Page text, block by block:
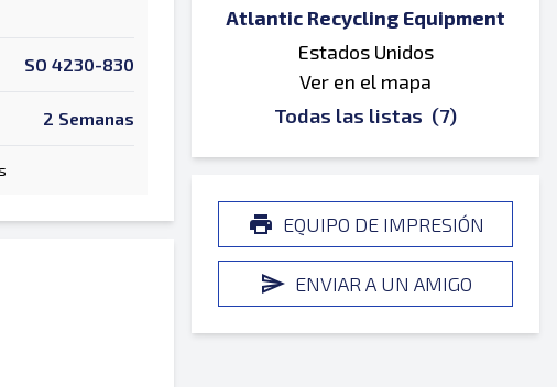
SO 4230-830
2 Semanas
Atlantic Recycling Equipment
Estados Unidos
Ver en el mapa
Todas las listas (7)
EQUIPO DE IMPRESIÓN
ENVIAR A UN AMIGO